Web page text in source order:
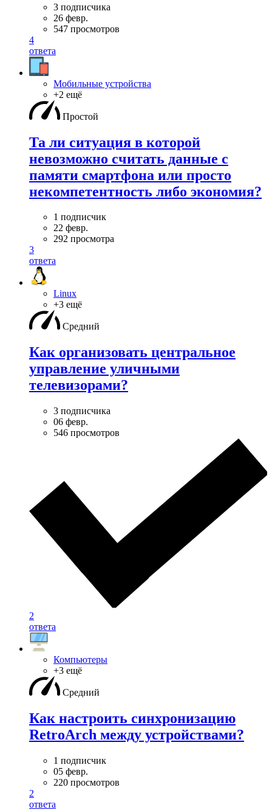
3 подписчика
26 февр.
547 просмотров
4
ответа
Мобильные устройства
+2 ещё
Простой
Та ли ситуация в которой
невозможно считать данные с
памяти смартфона или просто
некомпетентность либо экономия?
1 подписчик
22 февр.
292 просмотра
3
ответа
Linux
+3 ещё
Средний
Как организовать центральное
управление уличными
телевизорами?
3 подписчика
06 февр.
546 просмотров
2
ответа
Компьютеры
+3 ещё
Средний
Как настроить синхронизацию
RetroArch между устройствами?
1 подписчик
05 февр.
220 просмотров
2
ответа